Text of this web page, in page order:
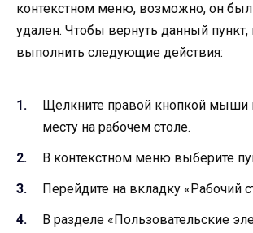
контекстном меню, возможно, он
удален. Чтобы вернуть данный
выполнить следующие действия:
Щелкните правой кнопкой мыши
месту на рабочем столе.
В контекстном меню выберите
Перейдите на вкладку «Рабочий
В разделе «Пользовательские